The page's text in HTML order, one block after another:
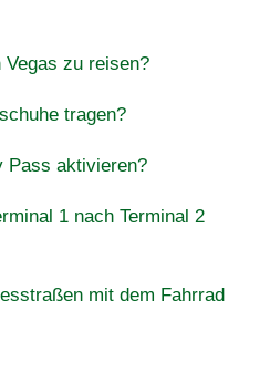
zu reisen?
tragen?
Pass aktivieren?
1 nach Terminal 2
mit dem Fahrrad